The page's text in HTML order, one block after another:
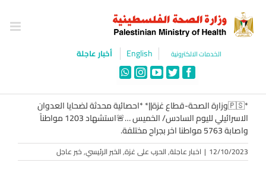
content
الخدمات الالكترونية English أخبار عاجلة
Facebook
Twitter
YouTube
Instagram
WhatsApp
*🇵🇸وزارة الصحة-قطاع غزة||* *احصائية محدثة لضحايا العدوان
الاسرائيلي لليوم السادس/ الخميس …🚨استشهاد 1203 مواطناً
واصابة 5763 مواطنا اخر بجراح مختلفة.
12/10/2023
| اخبار عاجلة,الحرب على غزة,الخبر الرئيسي,خبر عاجل